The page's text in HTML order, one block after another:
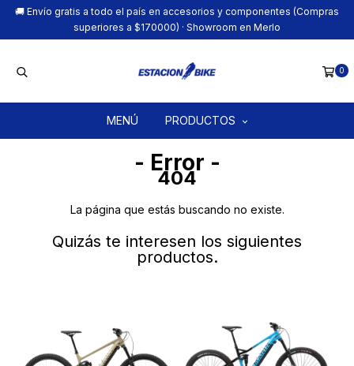
🚚 Envío gratis a todo el país en accesorios y componentes (Compras
superiores a $170000) · Showroom en Merlo
0
MENÚ PRODUCTOS
- Error -
404
La página que estás buscando no existe.
Quizás te interesen los siguientes
productos.